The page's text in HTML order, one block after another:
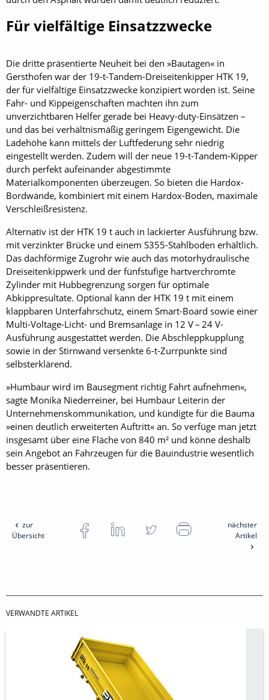
Für vielfältige Einsatzzwecke
Die dritte präsentierte Neuheit bei den »Bautagen« in
Gersthofen war der 19-t-Tandem-Dreiseitenkipper HTK 19,
der für vielfältige Einsatzzwecke konzipiert worden ist. Seine
Fahr- und Kippeigenschaften machten ihn zum
unverzichtbaren Helfer gerade bei Heavy-duty-Einsätzen –
und das bei verhältnismäßig geringem Eigengewicht. Die
Ladehöhe kann mittels der Luftfederung sehr niedrig
eingestellt werden. Zudem will der neue 19-t-Tandem-Kipper
durch perfekt aufeinander abgestimmte
Materialkomponenten überzeugen. So bieten die Hardox-
Bordwände, kombiniert mit einem Hardox-Boden, maximale
Verschleißresistenz.
Alternativ ist der HTK 19 t auch in lackierter Ausführung bzw.
mit verzinkter Brücke und einem S355-Stahlboden erhältlich.
Das dachförmige Zugrohr wie auch das motorhydraulische
Dreiseitenkippwerk und der fünfstufige hartverchromte
Zylinder mit Hubbegrenzung sorgen für optimale
Abkippresultate. Optional kann der HTK 19 t mit einem
klappbaren Unterfahrschutz, einem Smart-Board sowie einer
Multi-Voltage-Licht- und Bremsanlage in 12 V – 24 V-
Ausführung ausgestattet werden. Die Abschleppkupplung
sowie in der Stirnwand versenkte 6-t-Zurrpunkte sind
selbsterklärend.
»Humbaur wird im Bausegment richtig Fahrt aufnehmen«,
sagte Monika Niederreiner, bei Humbaur Leiterin der
Unternehmenskommunikation, und kündigte für die Bauma
»einen deutlich erweiterten Auftritt« an. So verfüge man jetzt
insgesamt über eine Fläche von 840 m² und könne deshalb
sein Angebot an Fahrzeugen für die Bauindustrie wesentlich
besser präsentieren.
zur
Übersicht
nächster
Artikel
VERWANDTE ARTIKEL